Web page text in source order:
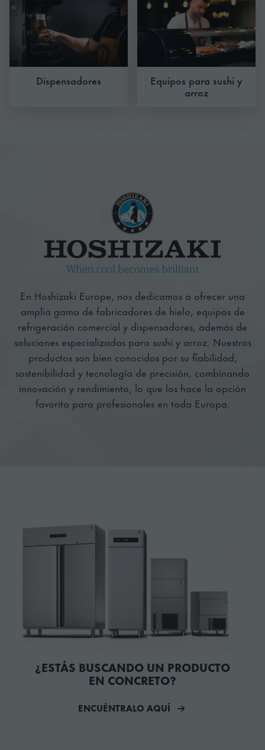
En Hoshizaki Europe, nos dedicamos a ofrecer una
amplia gama de fabricadores de hielo, equipos de
refrigeración comercial y dispensadores, además de
soluciones especializadas para sushi y arroz. Nuestros
productos son bien conocidos por su fiabilidad,
sostenibilidad y tecnología de precisión, combinando
innovación y rendimiento, lo que los hace la opción
favorita para profesionales en toda Europa.
EN CONCRETO?